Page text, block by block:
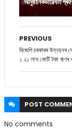
PREVIOUS
বিজেপি চৰকাৰৰ উন্নয়নৰ
১.২১ লাখ কোটি টকা
POST
No comments